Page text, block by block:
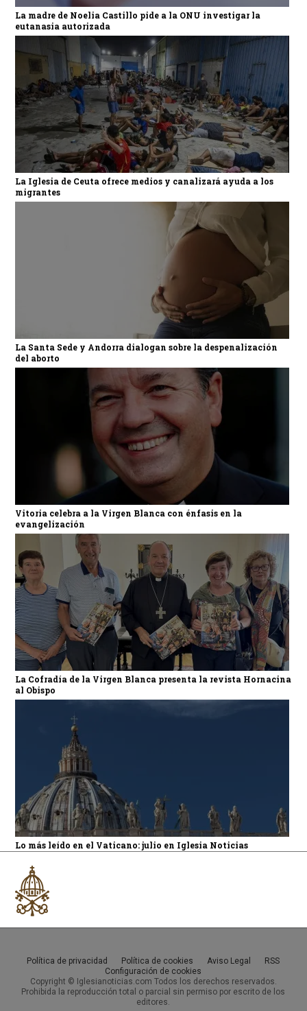
La madre de Noelia Castillo pide a la ONU investigar la
eutanasia autorizada
La Iglesia de Ceuta ofrece medios y canalizará ayuda a los
migrantes
La Santa Sede y Andorra dialogan sobre la despenalización
del aborto
Vitoria celebra a la Virgen Blanca con énfasis en la
evangelización
La Cofradía de la Virgen Blanca presenta la revista Hornacina
al Obispo
Lo más leído en el Vaticano: julio en Iglesia Noticias
Política de privacidad Política de cookies Aviso Legal
RSS
Configuración de cookies
Copyright © Iglesianoticias.com Todos los derechos reservados.
Prohibida la reproducción total o parcial sin permiso por escrito de los
editores.